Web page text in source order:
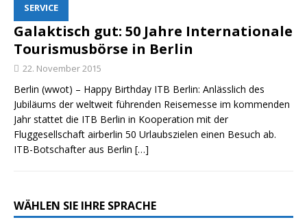
SERVICE
Galaktisch gut: 50 Jahre Internationale
Tourismusbörse in Berlin
22. November 2015
Berlin (wwot) – Happy Birthday ITB Berlin: Anlässlich des
Jubiläums der weltweit führenden Reisemesse im kommenden
Jahr stattet die ITB Berlin in Kooperation mit der
Fluggesellschaft airberlin 50 Urlaubszielen einen Besuch ab.
ITB-Botschafter aus Berlin […]
WÄHLEN SIE IHRE SPRACHE